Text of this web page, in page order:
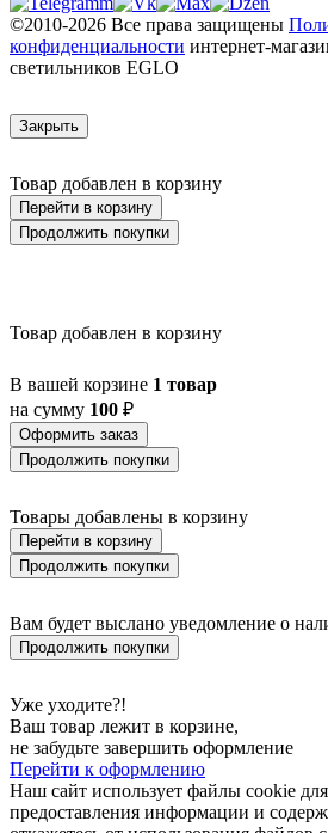
©2010-2026 Все права защищены
конфиденциальности интернет-
светильников EGLO
Закрыть
Товар добавлен в корзину
Перейти в корзину
Продолжить покупки
Товар добавлен в корзину
В вашей корзине 1 товар
на сумму 100 ₽
Оформить заказ
Продолжить покупки
Товары добавлены в корзину
Перейти в корзину
Продолжить покупки
Вам будет выслано уведомление о
Продолжить покупки
Уже уходите?!
Ваш товар лежит в корзине,
не забудьте завершить оформление
Перейти к оформлению
Наш сайт использует файлы cookie
предоставления информации и